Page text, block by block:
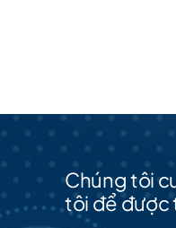
Chúng tôi
tôi để được